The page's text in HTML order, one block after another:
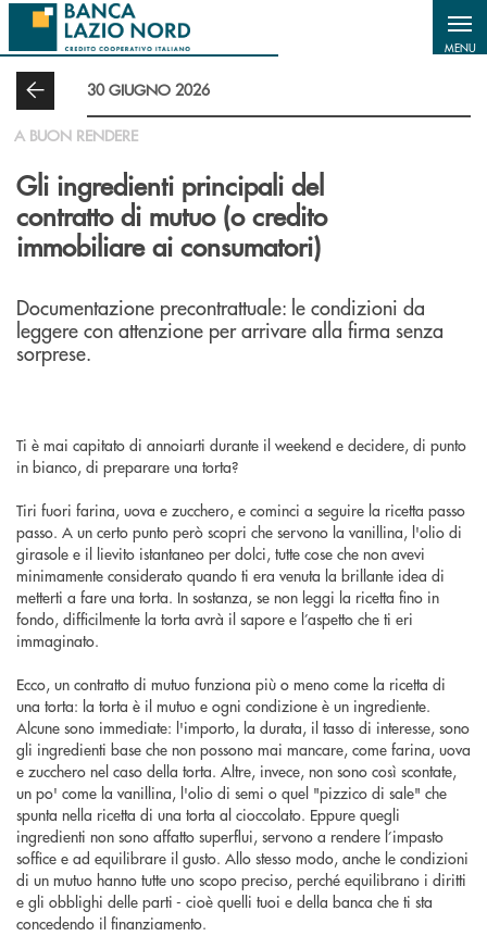
Salta al contenuto principale
MENU
30 GIUGNO 2026
A BUON RENDERE
Gli ingredienti principali del
contratto di mutuo (o credito
immobiliare ai consumatori)
Documentazione precontrattuale: le condizioni da
leggere con attenzione per arrivare alla firma senza
sorprese.
Ti è mai capitato di annoiarti durante il weekend e decidere, di punto
in bianco, di preparare una torta?
Tiri fuori farina, uova e zucchero, e cominci a seguire la ricetta passo
passo. A un certo punto però scopri che servono la vanillina, l'olio di
girasole e il lievito istantaneo per dolci, tutte cose che non avevi
minimamente considerato quando ti era venuta la brillante idea di
metterti a fare una torta. In sostanza, se non leggi la ricetta fino in
fondo, difficilmente la torta avrà il sapore e l’aspetto che ti eri
immaginato.
Ecco, un contratto di mutuo funziona più o meno come la ricetta di
una torta: la torta è il mutuo e ogni condizione è un ingrediente.
Alcune sono immediate: l'importo, la durata, il tasso di interesse, sono
gli ingredienti base che non possono mai mancare, come farina, uova
e zucchero nel caso della torta. Altre, invece, non sono così scontate,
un po' come la vanillina, l'olio di semi o quel "pizzico di sale" che
spunta nella ricetta di una torta al cioccolato. Eppure quegli
ingredienti non sono affatto superflui, servono a rendere l’impasto
soffice e ad equilibrare il gusto. Allo stesso modo, anche le condizioni
di un mutuo hanno tutte uno scopo preciso, perché equilibrano i diritti
e gli obblighi delle parti - cioè quelli tuoi e della banca che ti sta
concedendo il finanziamento.